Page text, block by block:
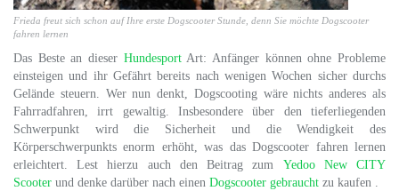
Frieda freut sich schon auf Ihre erste Dogscooter Stunde, denn Sie möchte Dogscooter
fahren lernen
Das Beste an dieser HundesportArt: Anfänger können ohne Probleme
einsteigen und ihr Gefährt bereits nach wenigen Wochen sicher durchs
Gelände steuern. Wer nun denkt, Dogscooting wäre nichts anderes als
Fahrradfahren, irrt gewaltig. Insbesondere über den tieferliegenden
Schwerpunkt wird die Sicherheit und die Wendigkeit des
Körperschwerpunkts enorm erhöht, was das Dogscooter fahren lernen
erleichtert. Lest hierzu auch den Beitrag zum Yedoo New CITY
Scooter und denke darüber nach einen Dogscooter gebraucht zu kaufen .